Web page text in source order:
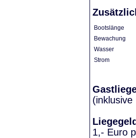
Bootslänge
Bewachung
Wasser
Strom
1,- Euro